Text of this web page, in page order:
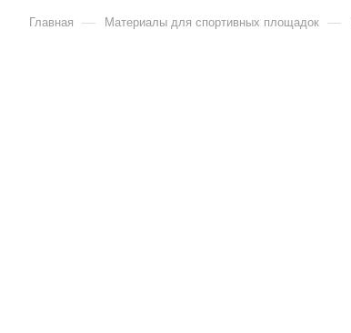
Главная — Материалы для спортивных площадок —